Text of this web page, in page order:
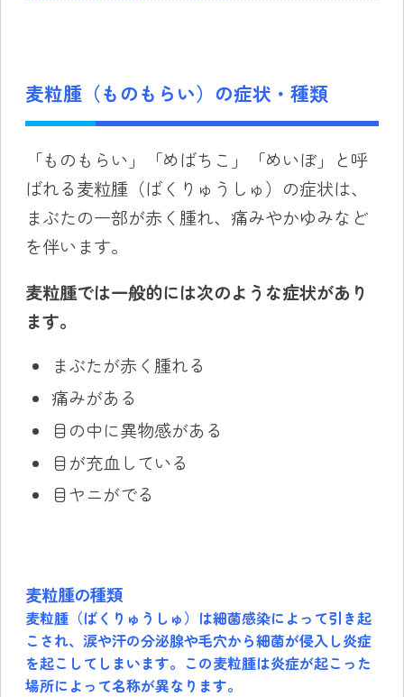
麦粒腫（ものもらい）の症状・種類
「ものもらい」「めばちこ」「めいぼ」と呼
ばれる麦粒腫（ばくりゅうしゅ）の症状は、
まぶたの一部が赤く腫れ、痛みやかゆみなど
を伴います。
麦粒腫では一般的には次のような症状があり
ます。
まぶたが赤く腫れる
痛みがある
目の中に異物感がある
目が充血している
目ヤニがでる
麦粒腫の種類
麦粒腫（ばくりゅうしゅ）は細菌感染によって引き起
こされ、涙や汗の分泌腺や毛穴から細菌が侵入し炎症
を起こしてしまいます。この麦粒腫は炎症が起こった
場所によって名称が異なります。